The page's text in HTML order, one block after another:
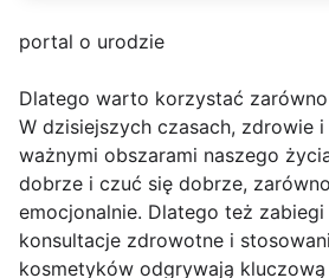
portal o urodzie
Dlatego warto korzystać
W dzisiejszych czasach, zdrowie
ważnymi obszarami naszego
dobrze i czuć się dobrze,
emocjonalnie. Dlatego też
konsultacje zdrowotne i
kosmetyków odgrywają